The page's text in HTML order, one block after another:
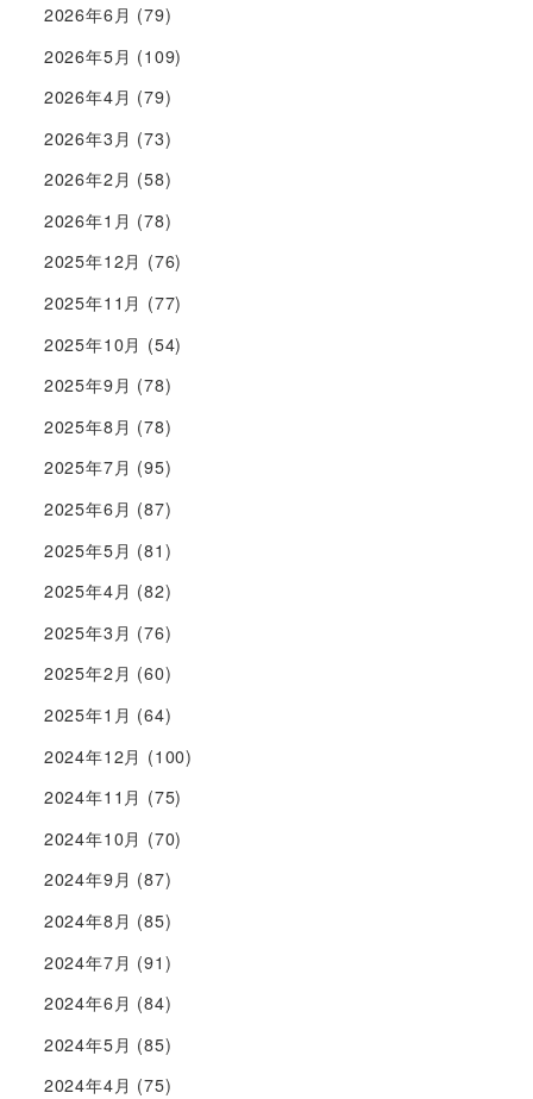
2026年6月 (79)
2026年5月 (109)
2026年4月 (79)
2026年3月 (73)
2026年2月 (58)
2026年1月 (78)
2025年12月 (76)
2025年11月 (77)
2025年10月 (54)
2025年9月 (78)
2025年8月 (78)
2025年7月 (95)
2025年6月 (87)
2025年5月 (81)
2025年4月 (82)
2025年3月 (76)
2025年2月 (60)
2025年1月 (64)
2024年12月 (100)
2024年11月 (75)
2024年10月 (70)
2024年9月 (87)
2024年8月 (85)
2024年7月 (91)
2024年6月 (84)
2024年5月 (85)
2024年4月 (75)